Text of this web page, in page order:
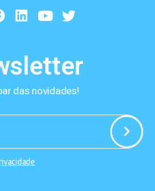
das novidades!
-